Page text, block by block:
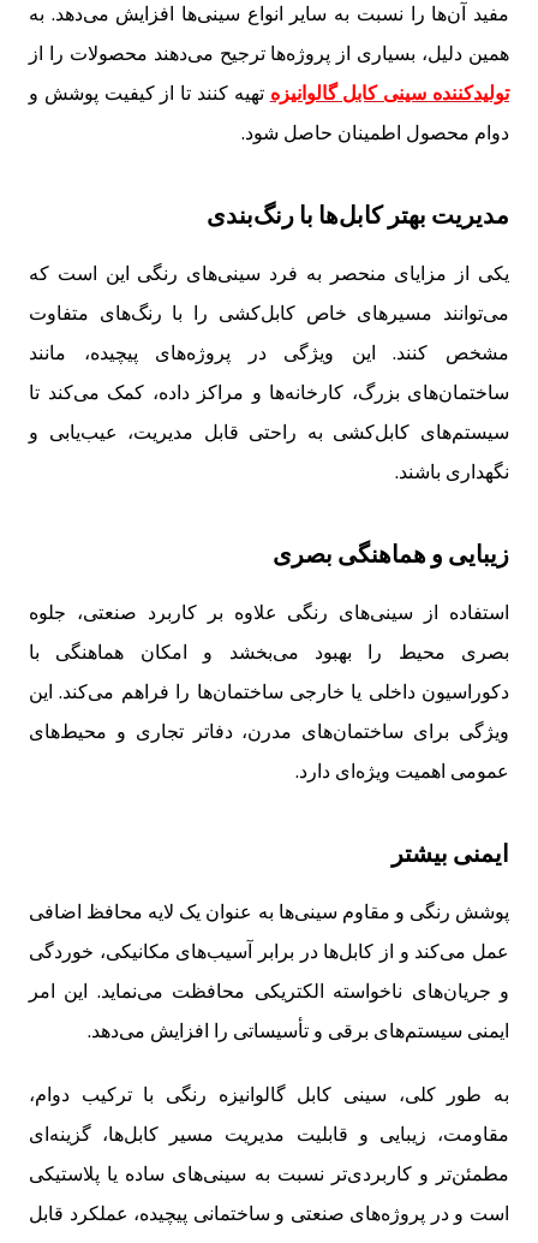
مفید آن‌ها را نسبت به سایر انواع سینی‌ها افزایش می‌دهد. به
همین دلیل، بسیاری از پروژه‌ها ترجیح می‌دهند محصولات را از
تولیدکننده سینی کابل گالوانیزه تهیه کنند تا از کیفیت پوشش و
دوام محصول اطمینان حاصل شود.
مدیریت بهتر کابل‌ها با رنگ‌بندی
یکی از مزایای منحصر به فرد سینی‌های رنگی این است که
می‌توانند مسیرهای خاص کابل‌کشی را با رنگ‌های متفاوت
مشخص کنند. این ویژگی در پروژه‌های پیچیده، مانند
ساختمان‌های بزرگ، کارخانه‌ها و مراکز داده، کمک می‌کند تا
سیستم‌های کابل‌کشی به راحتی قابل مدیریت، عیب‌یابی و
نگهداری باشند.
زیبایی و هماهنگی بصری
استفاده از سینی‌های رنگی علاوه بر کاربرد صنعتی، جلوه
بصری محیط را بهبود می‌بخشد و امکان هماهنگی با
دکوراسیون داخلی یا خارجی ساختمان‌ها را فراهم می‌کند. این
ویژگی برای ساختمان‌های مدرن، دفاتر تجاری و محیط‌های
عمومی اهمیت ویژه‌ای دارد.
ایمنی بیشتر
پوشش رنگی و مقاوم سینی‌ها به عنوان یک لایه محافظ اضافی
عمل می‌کند و از کابل‌ها در برابر آسیب‌های مکانیکی، خوردگی
و جریان‌های ناخواسته الکتریکی محافظت می‌نماید. این امر
ایمنی سیستم‌های برقی و تأسیساتی را افزایش می‌دهد.
به طور کلی، سینی کابل گالوانیزه رنگی با ترکیب دوام،
مقاومت، زیبایی و قابلیت مدیریت مسیر کابل‌ها، گزینه‌ای
مطمئن‌تر و کاربردی‌تر نسبت به سینی‌های ساده یا پلاستیکی
است و در پروژه‌های صنعتی و ساختمانی پیچیده، عملکرد قابل